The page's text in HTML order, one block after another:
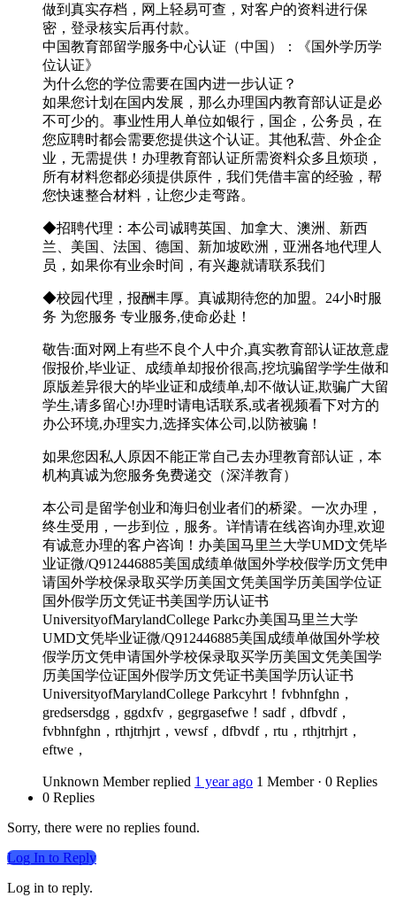
做到真实存档，网上轻易可查，对客户的资料进行保
密，登录核实后再付款。
中国教育部留学服务中心认证（中国）：《国外学历学
位认证》
为什么您的学位需要在国内进一步认证？
如果您计划在国内发展，那么办理国内教育部认证是必
不可少的。事业性用人单位如银行，国企，公务员，在
您应聘时都会需要您提供这个认证。其他私营、外企企
业，无需提供！办理教育部认证所需资料众多且烦琐，
所有材料您都必须提供原件，我们凭借丰富的经验，帮
您快速整合材料，让您少走弯路。
◆招聘代理：本公司诚聘英国、加拿大、澳洲、新西
兰、美国、法国、德国、新加坡欧洲，亚洲各地代理人
员，如果你有业余时间，有兴趣就请联系我们
◆校园代理，报酬丰厚。真诚期待您的加盟。24小时服
务 为您服务 专业服务,使命必赴！
敬告:面对网上有些不良个人中介,真实教育部认证故意虚
假报价,毕业证、成绩单却报价很高,挖坑骗留学学生做和
原版差异很大的毕业证和成绩单,却不做认证,欺骗广大留
学生,请多留心!办理时请电话联系,或者视频看下对方的
办公环境,办理实力,选择实体公司,以防被骗！
如果您因私人原因不能正常自己去办理教育部认证，本
机构真诚为您服务免费递交（深洋教育）
本公司是留学创业和海归创业者们的桥梁。一次办理，
终生受用，一步到位，服务。详情请在线咨询办理,欢迎
有诚意办理的客户咨询！办美国马里兰大学UMD文凭毕
业证微/Q912446885美国成绩单做国外学校假学历文凭申
请国外学校保录取买学历美国文凭美国学历美国学位证
国外假学历文凭证书美国学历认证书
UniversityofMarylandCollege Parkc办美国马里兰大学
UMD文凭毕业证微/Q912446885美国成绩单做国外学校
假学历文凭申请国外学校保录取买学历美国文凭美国学
历美国学位证国外假学历文凭证书美国学历认证书
UniversityofMarylandCollege Parkcyhrt！fvbhnfghn，
gredsersdgg，ggdxfv，gegrgasefwe！sadf，dfbvdf，
fvbhnfghn，rthjtrhjrt，vewsf，dfbvdf，rtu，rthjtrhjrt，
eftwe，
Unknown Member replied 1 year ago 1 Member · 0 Replies
0 Replies
Sorry, there were no replies found.
Log In to Reply
Log in to reply.